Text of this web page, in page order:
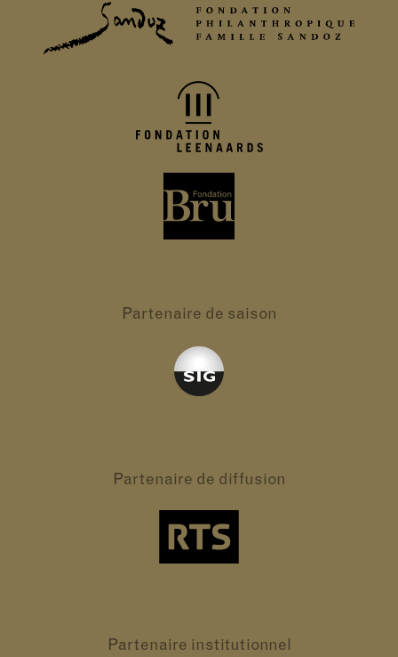
Partenaire de saison
Partenaire de diffusion
Partenaire institutionnel